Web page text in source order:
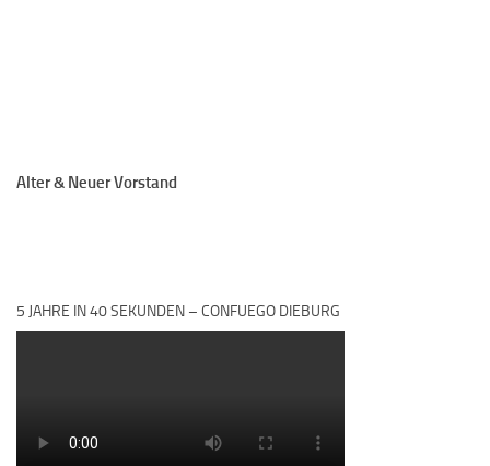
Alter & Neuer Vorstand
5 JAHRE IN 40 SEKUNDEN – CONFUEGO DIEBURG